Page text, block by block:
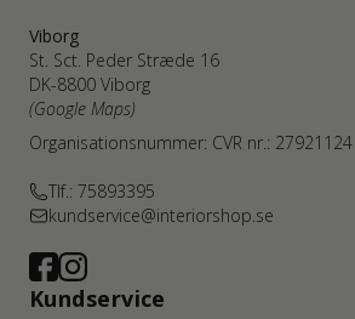
Viborg
St. Sct. Peder Stræde 16
DK-8800 Viborg
(Google Maps)
Organisationsnummer: CVR nr.: 27921124
Tlf.: 75893395
kundservice@interiorshop.se
Kundservice